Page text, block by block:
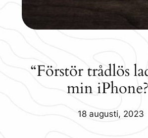
“Förstör trådlös
min
18 augusti, 2023